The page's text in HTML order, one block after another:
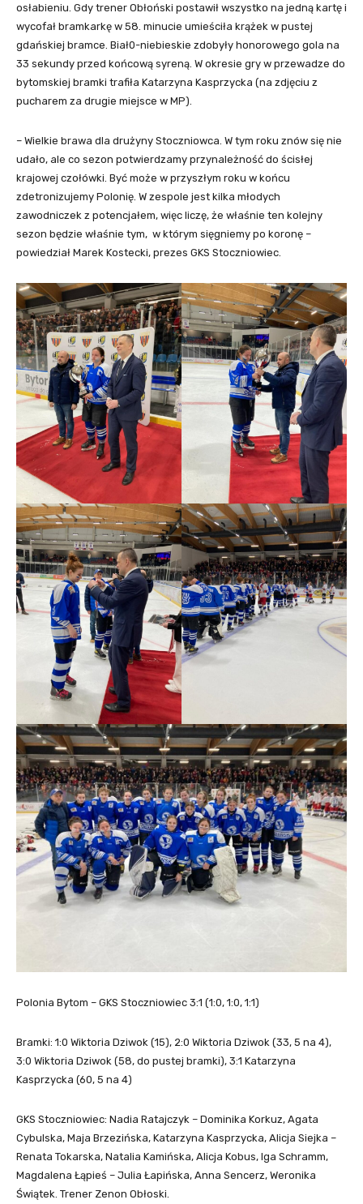
osłabieniu. Gdy trener Obłoński postawił wszystko na jedną kartę i
wycofał bramkarkę w 58. minucie umieściła krążek w pustej
gdańskiej bramce. Biał0-niebieskie zdobyły honorowego gola na
33 sekundy przed końcową syreną. W okresie gry w przewadze do
bytomskiej bramki trafiła Katarzyna Kasprzycka (na zdjęciu z
pucharem za drugie miejsce w MP).
– Wielkie brawa dla drużyny Stoczniowca. W tym roku znów się nie
udało, ale co sezon potwierdzamy przynależność do ścisłej
krajowej czołówki. Być może w przyszłym roku w końcu
zdetronizujemy Polonię. W zespole jest kilka młodych
zawodniczek z potencjałem, więc liczę, że właśnie ten kolejny
sezon będzie właśnie tym, w którym sięgniemy po koronę –
powiedział Marek Kostecki, prezes GKS Stoczniowiec.
Polonia Bytom – GKS Stoczniowiec 3:1 (1:0, 1:0, 1:1)
Bramki: 1:0 Wiktoria Dziwok (15), 2:0 Wiktoria Dziwok (33, 5 na 4),
3:0 Wiktoria Dziwok (58, do pustej bramki), 3:1 Katarzyna
Kasprzycka (60, 5 na 4)
GKS Stoczniowiec: Nadia Ratajczyk – Dominika Korkuz, Agata
Cybulska, Maja Brzezińska, Katarzyna Kasprzycka, Alicja Siejka –
Renata Tokarska, Natalia Kamińska, Alicja Kobus, Iga Schramm,
Magdalena Łąpieś – Julia Łapińska, Anna Sencerz, Weronika
Świątek. Trener Zenon Obłoski.